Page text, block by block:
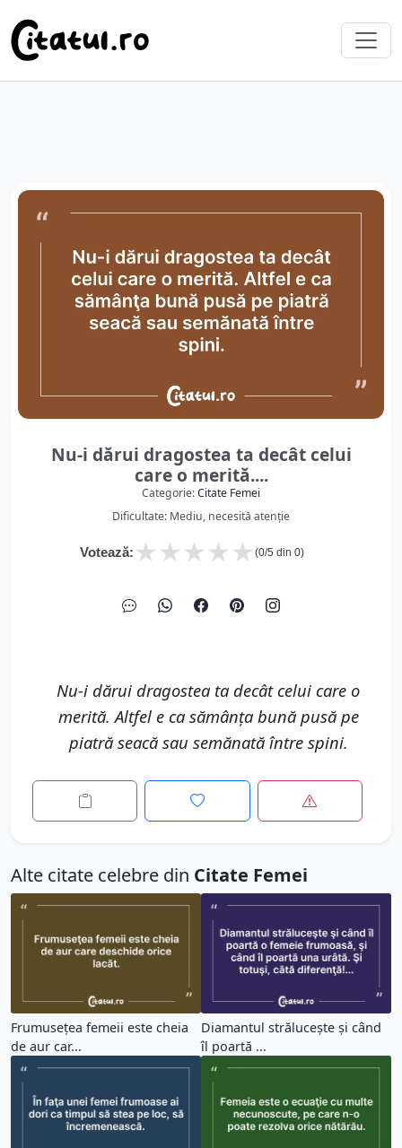
Nu-i dărui dragostea ta decât celui
care o merită....
Categorie:Citate Femei
Dificultate: Mediu, necesită atenție
Votează: ★
★
★
★
★ (0/5 din 0)
Nu-i dărui dragostea ta decât celui care o
merită. Altfel e ca sămânţa bună pusă pe
piatră seacă sau semănată între spini.
Alte citate celebre din Citate Femei
Frumuseţea femeii este cheia
de aur car...
Diamantul străluceşte şi când
îl poartă ...